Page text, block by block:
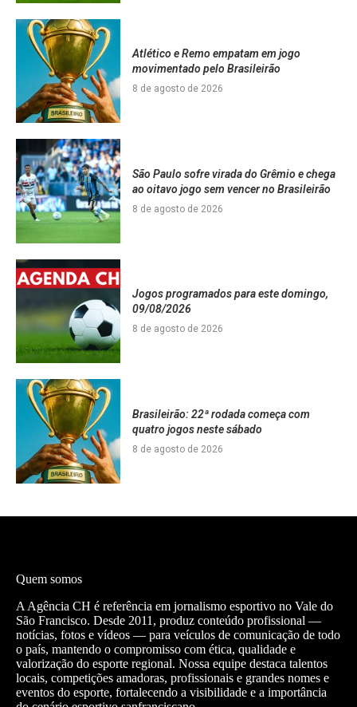
Atlético e Remo empatam em jogo
movimentado pelo Brasileirão
8 de agosto de 2026
São Paulo sofre virada do Grêmio e chega
ao oitavo jogo sem vencer no Brasileirão
8 de agosto de 2026
Jogos programados para este domingo,
09/08/2026
8 de agosto de 2026
Brasileirão: 22ª rodada começa com
quatro jogos neste sábado
8 de agosto de 2026
Quem somos
A Agência CH é referência em jornalismo esportivo no Vale do
São Francisco. Desde 2011, produz conteúdo profissional —
notícias, fotos e vídeos — para veículos de comunicação de todo
o país, mantendo o compromisso com ética, qualidade e
valorização do esporte regional. Nossa equipe destaca talentos
locais, competições amadoras, profissionais e grandes nomes e
eventos do esporte, fortalecendo a visibilidade e a importância